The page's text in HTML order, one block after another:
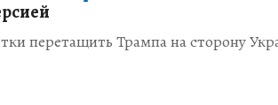
перетащить Трампа на сторону